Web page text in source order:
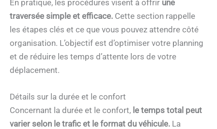
En pratique, les procédures visent à offrir une
traversée simple et efficace. Cette section rappelle
les étapes clés et ce que vous pouvez attendre côté
organisation. L’objectif est d’optimiser votre planning
et de réduire les temps d’attente lors de votre
déplacement.
Détails sur la durée et le confort
Concernant la durée et le confort, le temps total peut
varier selon le trafic et le format du véhicule. La